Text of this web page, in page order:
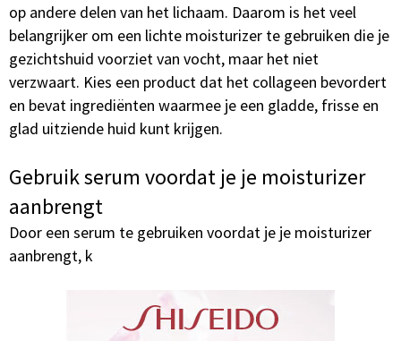
op andere delen van het lichaam. Daarom is het veel
belangrijker om een lichte moisturizer te gebruiken die je
gezichtshuid voorziet van vocht, maar het niet
verzwaart. Kies een product dat het collageen bevordert
en bevat ingrediënten waarmee je een gladde, frisse en
glad uitziende huid kunt krijgen.
Gebruik serum voordat je je moisturizer
aanbrengt
Door een serum te gebruiken voordat je je moisturizer
aanbrengt, k